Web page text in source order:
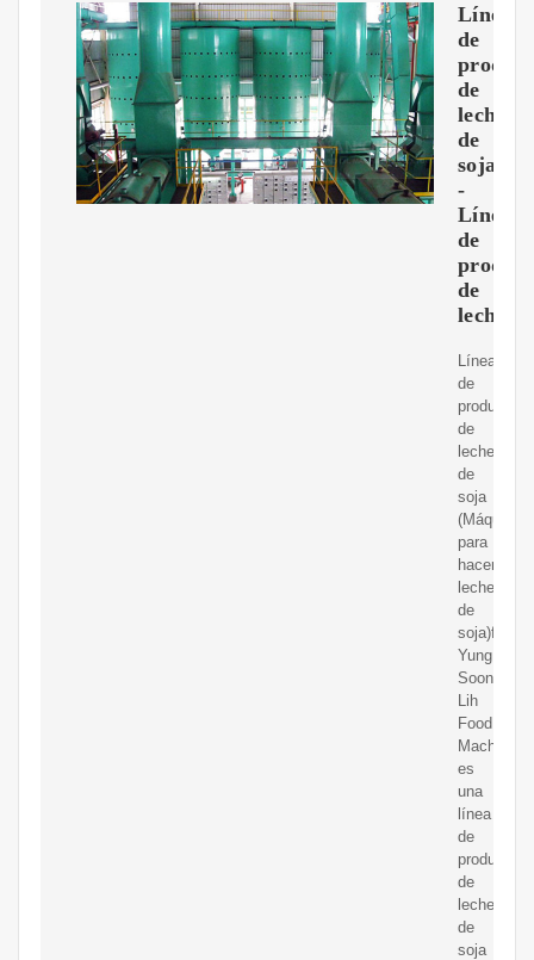
Línea
de
de
leche
de
soja
-
Línea
de
de
leche
Línea
de
producción
de
leche
de
soja
(Máquina
para
hacer
leche
de
Yung
Soon
Lih
Food
Machine
es
una
línea
de
producción
de
leche
de
soja